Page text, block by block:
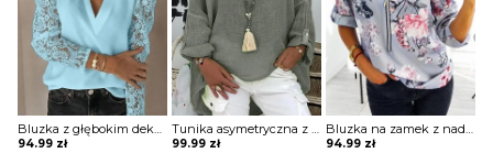
Bluzka z głębokim dekoltem w kształcie litery V z koronkowymi rękawami
94.99 zł
Tunika asymetryczna z podwijanymi rękawami
99.99 zł
Bluzka na zamek z nadrukiem z podwijanymi rękawami
94.99 zł